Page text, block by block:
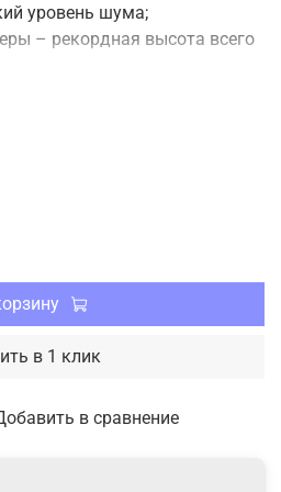
в сравнение
уровень шума;
– рекордная высота всего
насос (700 мм);
в 1 клик